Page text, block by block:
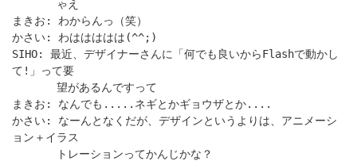
ゃえ
まきお: わからんっ（笑）
かさい: わははははは(^^;)
SIHO: 最近、デザイナーさんに「何でも良いからFlashで動かし
て!」って要
望があるんですって
まきお: なんでも.....ネギとかギョウザとか....
かさい: なーんとなくだが、デザインというよりは、アニメーシ
ョン＋イラス
トレーションってかんじかな？